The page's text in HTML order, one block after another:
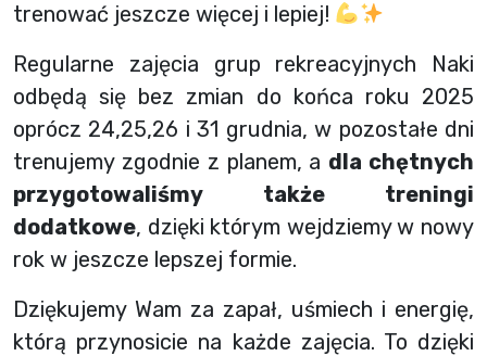
trenować jeszcze więcej i lepiej!
Regularne zajęcia grup rekreacyjnych Naki
odbędą się bez zmian do końca roku 2025
oprócz 24,25,26 i 31 grudnia, w pozostałe dni
trenujemy zgodnie z planem, a dla chętnych
przygotowaliśmy także treningi
dodatkowe, dzięki którym wejdziemy w nowy
rok w jeszcze lepszej formie.
Dziękujemy Wam za zapał, uśmiech i energię,
którą przynosicie na każde zajęcia. To dzięki